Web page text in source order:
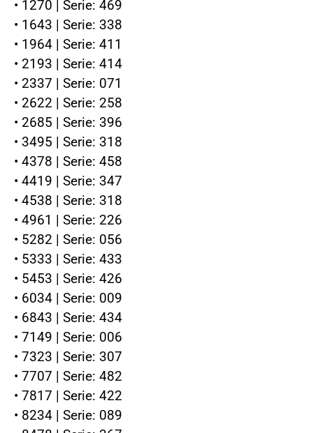
• 1270 | Serie: 469
• 1643 | Serie: 338
• 1964 | Serie: 411
• 2193 | Serie: 414
• 2337 | Serie: 071
• 2622 | Serie: 258
• 2685 | Serie: 396
• 3495 | Serie: 318
• 4378 | Serie: 458
• 4419 | Serie: 347
• 4538 | Serie: 318
• 4961 | Serie: 226
• 5282 | Serie: 056
• 5333 | Serie: 433
• 5453 | Serie: 426
• 6034 | Serie: 009
• 6843 | Serie: 434
• 7149 | Serie: 006
• 7323 | Serie: 307
• 7707 | Serie: 482
• 7817 | Serie: 422
• 8234 | Serie: 089